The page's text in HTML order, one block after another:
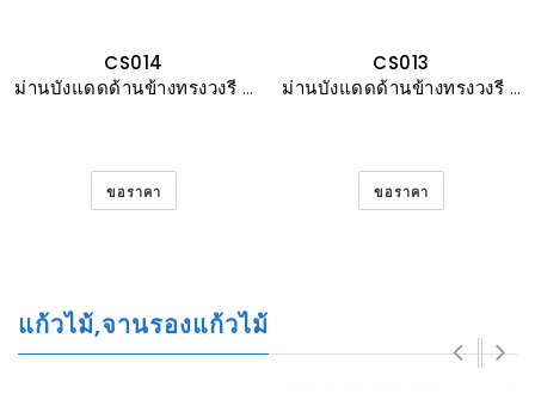
CS014
ม่านบังแดดด้านข้างทรงวงรี ผ้าซิลเวอร์โค้ต จุ๊บยาง1จุด
ขอราคา
CS013
ม่านบังแดดด้านข้างทรงวงรี ผ้าไทเวคดูปองต์ จุ๊บยาง2จุด
ขอราคา
แก้วไม้,จานรองแก้วไม้